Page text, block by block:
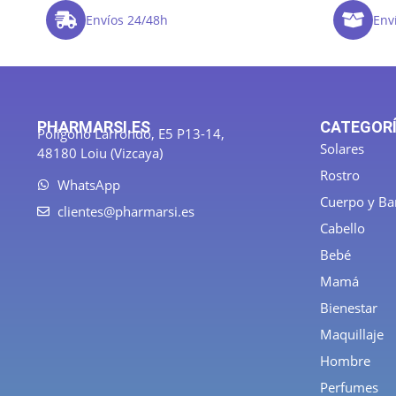
Envíos 24/48h
PHARMARSI.ES
Polígono Larrondo, E5 P13-14,
48180 Loiu (Vizcaya)
WhatsApp
clientes@pharmarsi.es
Solares
Rostro
Cuerpo y
Cabello
Bebé
Mamá
Bienestar
Maquillaje
Hombre
Perfumes